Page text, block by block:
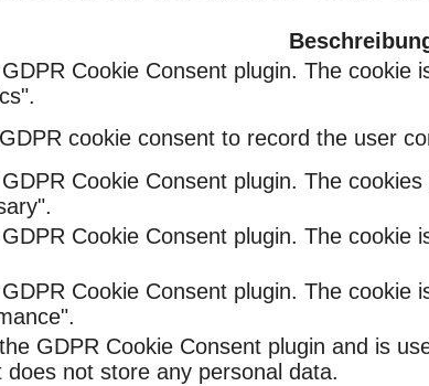
Cookie Consent plugin. The
cookie consent to record the user
Cookie Consent plugin. The
Cookie Consent plugin. The
Cookie Consent plugin. The
GDPR Cookie Consent plugin and is
not store any personal data.